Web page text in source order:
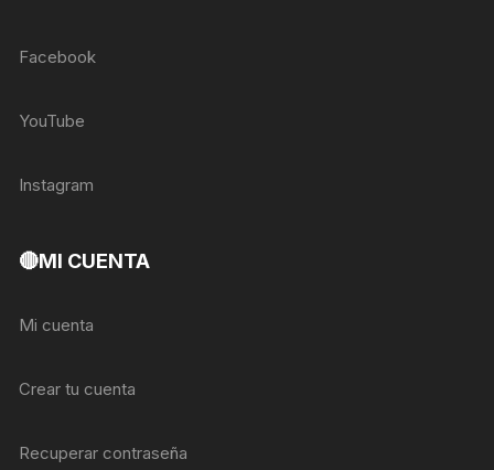
Facebook
YouTube
Instagram
🔴MI CUENTA
Mi cuenta
Crear tu cuenta
Recuperar contraseña